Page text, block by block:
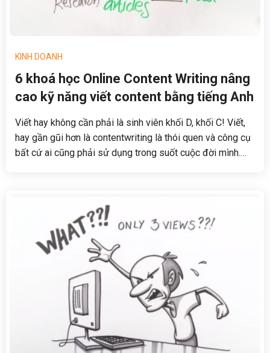
KINH DOANH
6 khoá học Online Content Writing nâng
cao kỹ năng viết content bằng tiếng Anh
Viết hay không cần phải là sinh viên khối D, khối C! Viết,
hay gần gũi hơn là contentwriting là thói quen và công cụ
bất cứ ai cũng phải sử dụng trong suốt cuộc đời mình.